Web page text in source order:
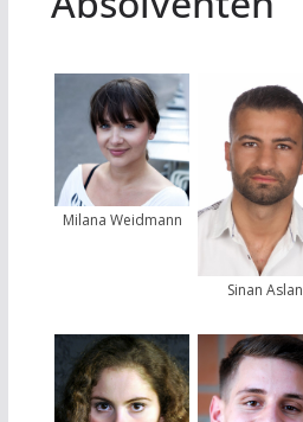
Milana Weidmann
Sinan Aslan